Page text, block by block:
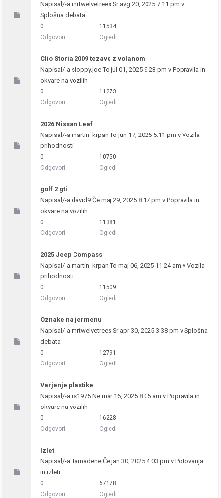
Napisal/-a mrtwelvetrees Sr avg 20, 2025 7:11 pm v
Splošna debata
0
Odgovori
11534
Ogledi
Clio Storia 2009 tezave z volanom
Napisal/-a sloppy.joeTo jul 01, 2025 9:23 pm v Popravila in
okvare na vozilih
0
Odgovori
11273
Ogledi
2026 Nissan Leaf
Napisal/-a martin_krpan To jun 17, 2025 5:11 pm v Vozila
prihodnosti
0
Odgovori
10750
Ogledi
golf 2 gti
Napisal/-a david9 Če maj 29, 2025 8:17 pm v Popravila in
okvare na vozilih
0
Odgovori
11381
Ogledi
2025 Jeep Compass
Napisal/-a martin_krpan To maj 06, 2025 11:24 am v Vozila
prihodnosti
0
Odgovori
11509
Ogledi
Oznake na jermenu
Napisal/-a mrtwelvetrees Sr apr 30, 2025 3:38 pm v Splošna
debata
0
Odgovori
12791
Ogledi
Varjenje plastike
Napisal/-a rs1975 Ne mar 16, 2025 8:05 am v Popravila in
okvare na vozilih
0
Odgovori
16228
Ogledi
Izlet
Napisal/-aTamadene Če jan 30, 2025 4:03 pm v Potovanja
in izleti
0
Odgovori
67178
Ogledi